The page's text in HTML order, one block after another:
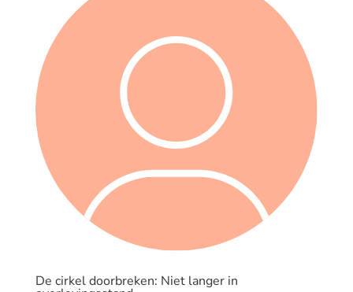
De cirkel doorbreken: Niet langer in